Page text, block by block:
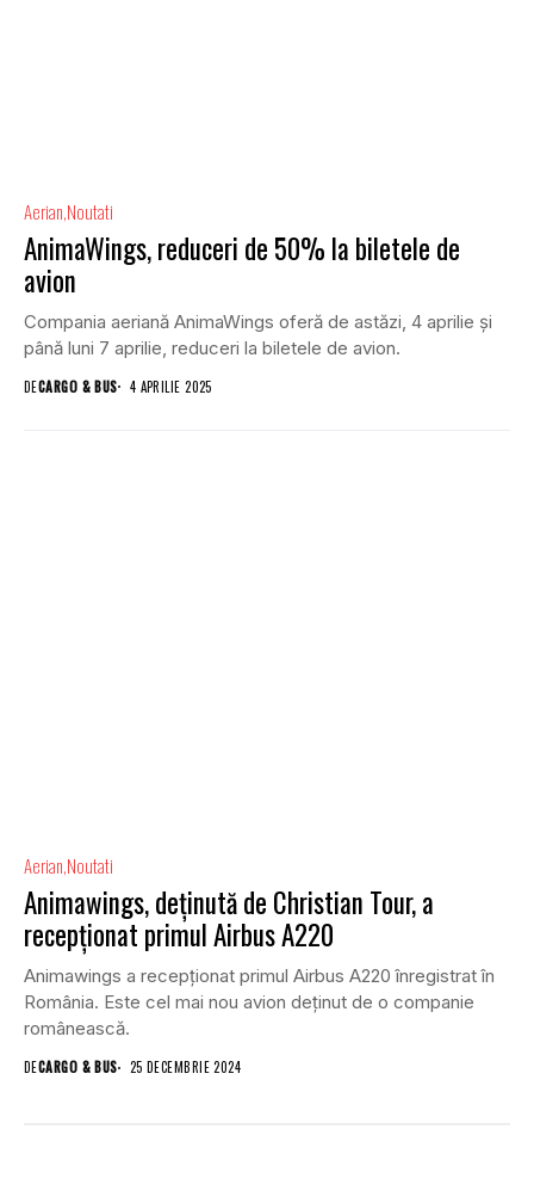
Aerian Noutati
AnimaWings, reduceri de 50% la biletele de
avion
Compania aeriană AnimaWings oferă de astăzi, 4 aprilie și
până luni 7 aprilie, reduceri la biletele de avion.
DECARGO & BUS 4 APRILIE 2025
Aerian Noutati
Animawings, deținută de Christian Tour, a
recepționat primul Airbus A220
Animawings a recepționat primul Airbus A220 înregistrat în
România. Este cel mai nou avion deținut de o companie
românească.
DECARGO & BUS 25 DECEMBRIE 2024